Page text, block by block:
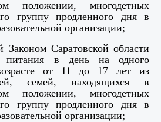
положении, многодетных
группу продленного дня в
организации;
Законом Саратовской области
питания в день на одного
от 11 до 17 лет из
семей, находящихся в
положении, многодетных
группу продленного дня в
организации;